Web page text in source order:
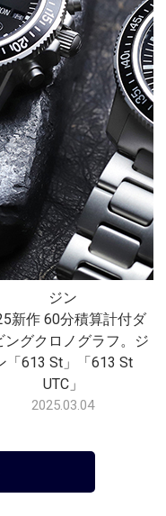
ジン
新作 60分積算計付ダ
ングクロノグラフ。ジ
「613 St」「613 St
UTC」
2025.03.04